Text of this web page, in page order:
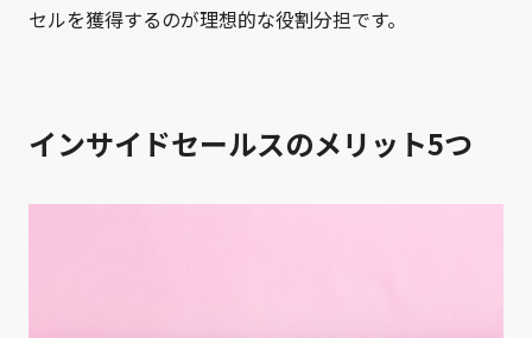
セルを獲得するのが理想的な役割分担です。
インサイドセールスのメリット5つ